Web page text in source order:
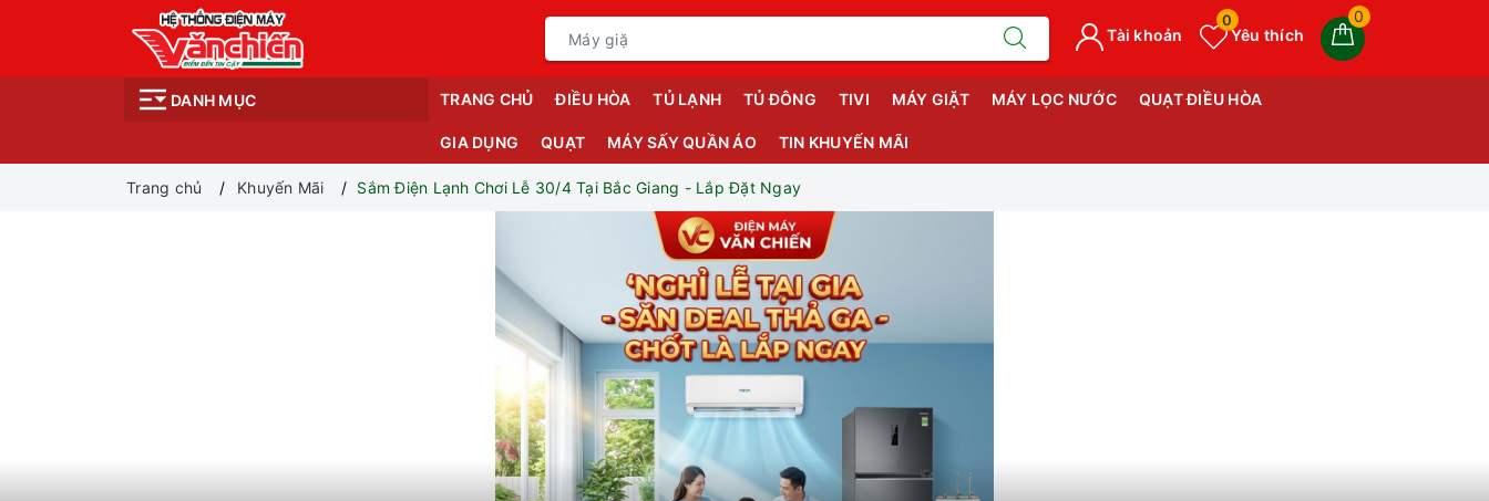
0
Yêu thích
0
Tài khoản
DANH MỤC TRANG CHỦ ĐIỀU HÒA TỦ LẠNH TỦ ĐÔNG TIVI MÁY GIẶT MÁY LỌC NƯỚC QUẠT ĐIỀU HÒA
GIA DỤNG QUẠT MÁY SẤY QUẦN ÁO TIN KHUYẾN MÃI
Trang chủ Khuyến Mãi Sắm Điện Lạnh Chơi Lễ 30/4 Tại Bắc Giang - Lắp Đặt Ngay